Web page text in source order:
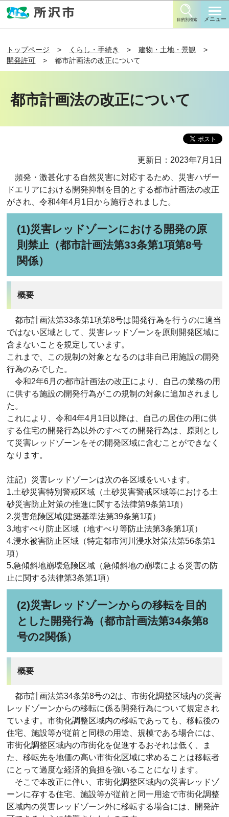
目的別検索 メニュー
トップページ くらし・手続き
建物・土地・景観
開発許可
都市計画法の改正について
都市計画法の改正について
更新日：2023年7月1日
頻発・激甚化する自然災害に対応するため、災害ハザー
ドエリアにおける開発抑制を目的とする都市計画法の改正
がされ、令和4年4月1日から施行されました。
(1)災害レッドゾーンにおける開発の原
則禁止（都市計画法第33条第1項第8号
関係）
概要
都市計画法第33条第1項第8号は開発行為を行うのに適当
ではない区域として、災害レッドゾーンを原則開発区域に
含まないことを規定しています。
これまで、この規制の対象となるのは非自己用施設の開発
行為のみでした。
令和2年6月の都市計画法の改正により、自己の業務の用
に供する施設の開発行為がこの規制の対象に追加されまし
た。
これにより、令和4年4月1日以降は、自己の居住の用に供
する住宅の開発行為以外のすべての開発行為は、原則とし
て災害レッドゾーンをその開発区域に含むことができなく
なります。
注記）災害レッドゾーンは次の各区域をいいます。
1.土砂災害特別警戒区域（土砂災害警戒区域等における土
砂災害防止対策の推進に関する法律第9条第1項）
2.災害危険区域(建築基準法第39条第1項）
3.地すべり防止区域（地すべり等防止法第3条第1項）
4.浸水被害防止区域（特定都市河川浸水対策法第56条第1
項）
5.急傾斜地崩壊危険区域（急傾斜地の崩壊による災害の防
止に関する法律第3条第1項）
(2)災害レッドゾーンからの移転を目的
とした開発行為（都市計画法第34条第8
号の2関係）
概要
都市計画法第34条第8号の2は、市街化調整区域内の災害
レッドゾーンからの移転に係る開発行為について規定され
ています。市街化調整区域内の移転であっても、移転後の
住宅、施設等が従前と同様の用途、規模である場合には、
市街化調整区域内の市街化を促進するおそれは低く、ま
た、移転先を地価の高い市街化区域に求めることは移転者
にとって過度な経済的負担を強いることになります。
そこで本改正に伴い、市街化調整区域内の災害レッドゾ
ーンに存する住宅、施設等が従前と同一用途で市街化調整
区域内の災害レッドゾーン外に移転する場合には、開発許